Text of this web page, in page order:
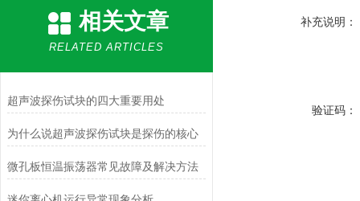
相关文章
RELATED ARTICLES
超声波探伤试块的四大重要用处
为什么说超声波探伤试块是探伤的核心
微孔板恒温振荡器常见故障及解决方法
补充说明：
验证码：